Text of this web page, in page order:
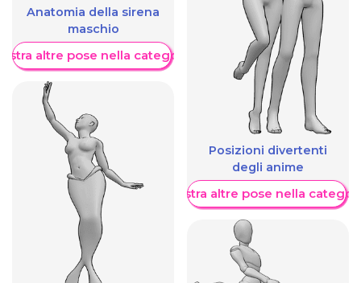
Anatomia della sirena
maschio
altre pose nella categoria
Posizioni divertenti
degli anime
Mostra altre pose nella